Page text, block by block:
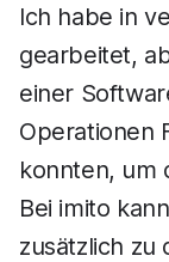
Ich habe in
gearbeitet,
einer
Operationen
konnten, um
Bei imito
zusätzlich zu